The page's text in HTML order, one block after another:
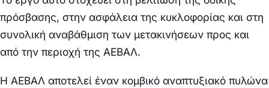
πρόσβασης, στην ασφάλεια της κυκλοφορίας και στη
συνολική αναβάθμιση των μετακινήσεων προς και
από την περιοχή της ΑΕΒΑΛ.
Η ΑΕΒΑΛ αποτελεί έναν κομβικό αναπτυξιακό πυλώνα